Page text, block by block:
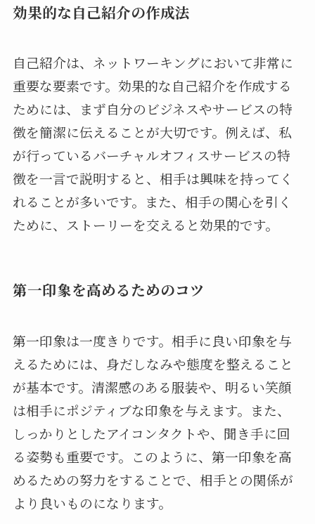
効果的な自己紹介の作成法
自己紹介は、ネットワーキングにおいて非常に
重要な要素です。効果的な自己紹介を作成する
ためには、まず自分のビジネスやサービスの特
徴を簡潔に伝えることが大切です。例えば、私
が行っているバーチャルオフィスサービスの特
徴を一言で説明すると、相手は興味を持ってく
れることが多いです。また、相手の関心を引く
ために、ストーリーを交えると効果的です。
第一印象を高めるためのコツ
第一印象は一度きりです。相手に良い印象を与
えるためには、身だしなみや態度を整えること
が基本です。清潔感のある服装や、明るい笑顔
は相手にポジティブな印象を与えます。また、
しっかりとしたアイコンタクトや、聞き手に回
る姿勢も重要です。このように、第一印象を高
めるための努力をすることで、相手との関係が
より良いものになります。